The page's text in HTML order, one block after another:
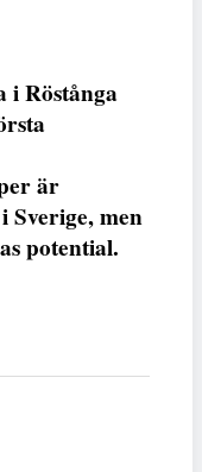
i Röstånga
är
men
potential.